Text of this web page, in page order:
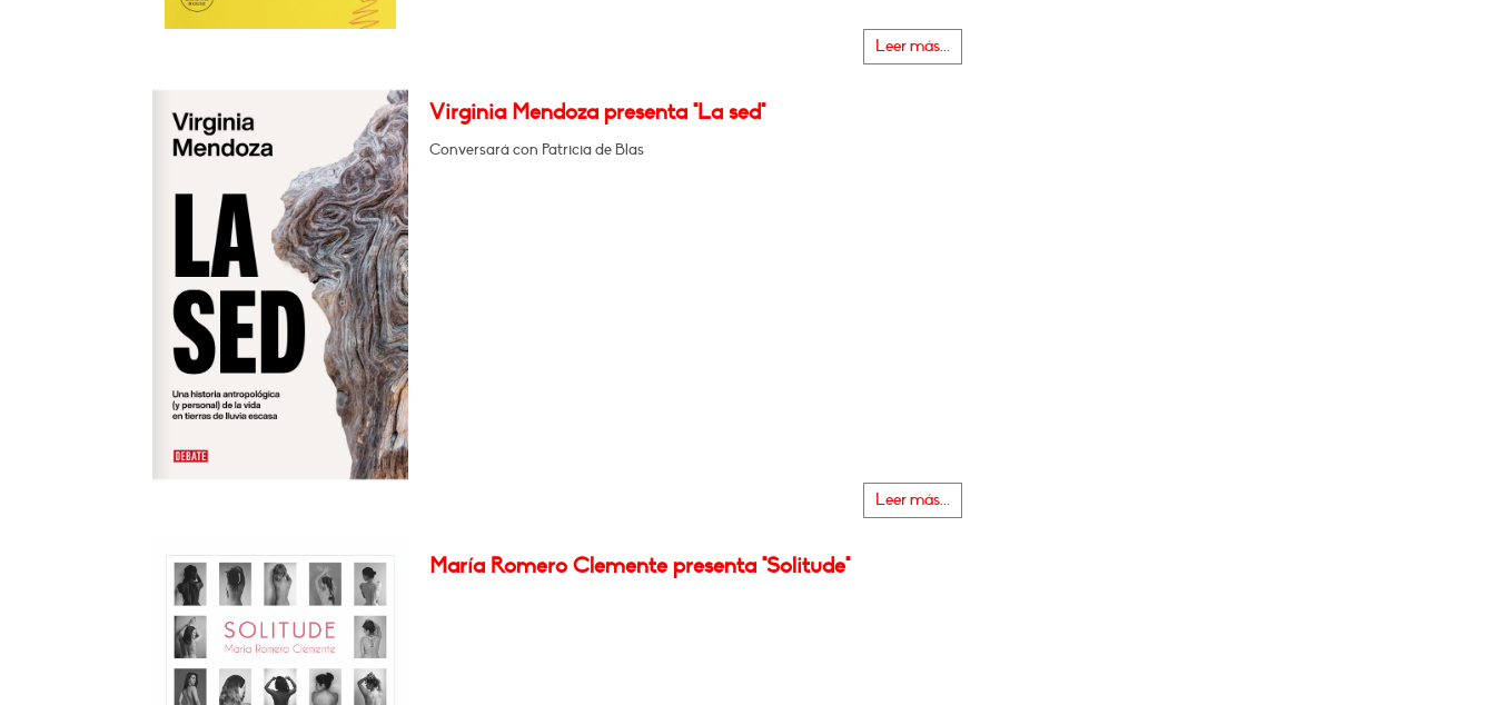
Leer más...
Virginia Mendoza presenta "La sed"
Conversará con Patricia de Blas
Leer más...
María Romero Clemente presenta "Solitude"